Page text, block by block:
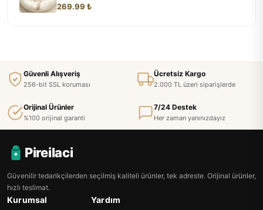
269.99 ₺
Güvenli Alışveriş
256-bit SSL koruması
Ücretsiz Kargo
2.000 TL üzeri siparişlerde
Orijinal Ürünler
%100 orijinal garanti
7/24 Destek
Her zaman yanınızdayız
Pireilaci
Güvenilir tedarikçilerden seçilmiş kaliteli ürünler, tek adreste. Orijinal ürünler,
hızlı teslimat.
Kurumsal Yardım